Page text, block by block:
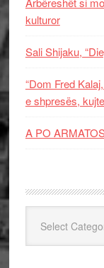
kulturor
Sali Shijaku,
“Dom Fred
e shpresës,
A PO